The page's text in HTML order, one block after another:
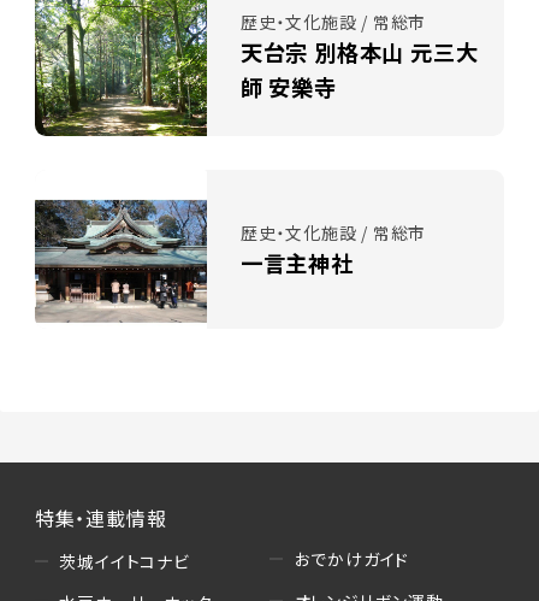
歴史・文化施設 / 常総市
天台宗 別格本山 元三大
師 安樂寺
歴史・文化施設 / 常総市
一言主神社
特集・連載情報
茨城イイトコナビ
おでかけガイド